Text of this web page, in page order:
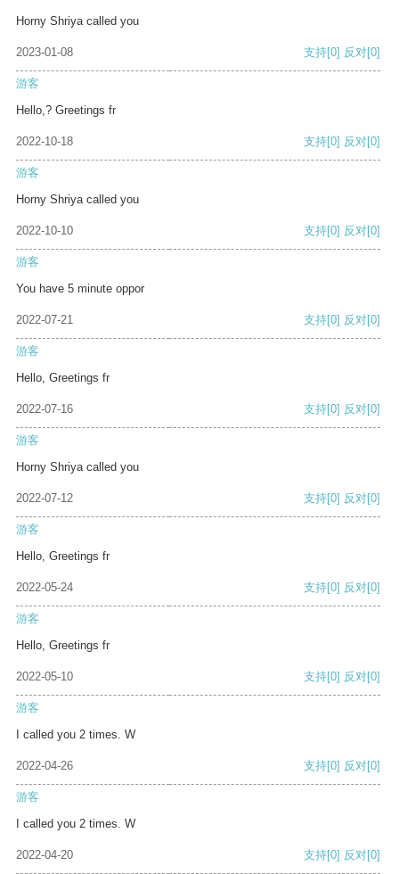
Horny Shriya called you
2023-01-08 支持[0] 反对[0]
游客
Hello,? Greetings fr
2022-10-18 支持[0] 反对[0]
游客
Horny Shriya called you
2022-10-10 支持[0] 反对[0]
游客
You have 5 minute oppor
2022-07-21 支持[0] 反对[0]
游客
Hello, Greetings fr
2022-07-16 支持[0] 反对[0]
游客
Horny Shriya called you
2022-07-12 支持[0] 反对[0]
游客
Hello, Greetings fr
2022-05-24 支持[0] 反对[0]
游客
Hello, Greetings fr
2022-05-10 支持[0] 反对[0]
游客
I called you 2 times. W
2022-04-26 支持[0] 反对[0]
游客
I called you 2 times. W
2022-04-20 支持[0] 反对[0]